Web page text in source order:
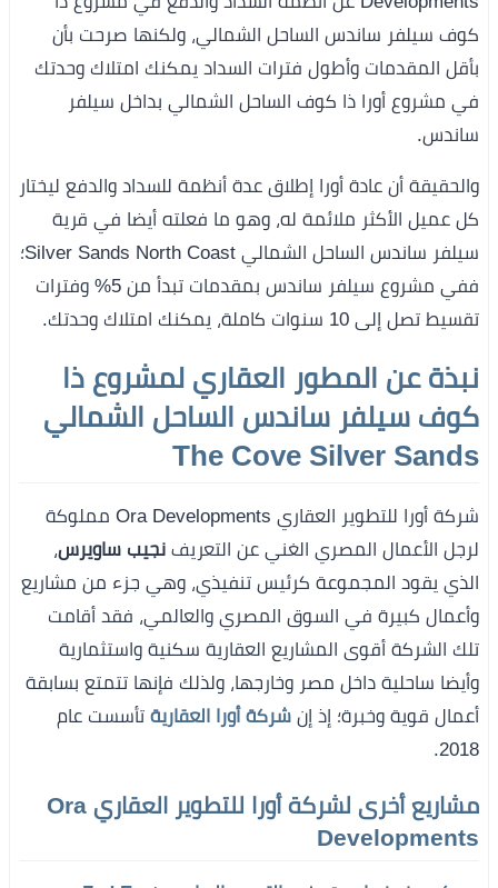
كوف سيلفر ساندس الساحل الشمالي، ولكنها صرحت بأن
بأقل المقدمات وأطول فترات السداد يمكنك امتلاك وحدتك
في مشروع أورا ذا كوف الساحل الشمالي بداخل سيلفر
ساندس.
والحقيقة أن عادة أورا إطلاق عدة أنظمة للسداد والدفع ليختار
كل عميل الأكثر ملائمة له، وهو ما فعلته أيضا في قرية
سيلفر ساندس الساحل الشمالي Silver Sands North Coast؛
ففي مشروع سيلفر ساندس بمقدمات تبدأ من 5% وفترات
تقسيط تصل إلى 10 سنوات كاملة، يمكنك امتلاك وحدتك.
نبذة عن المطور العقاري لمشروع ذا
كوف سيلفر ساندس الساحل الشمالي
The Cove Silver Sands
شركة أورا للتطوير العقاري Ora Developments مملوكة
لرجل الأعمال المصري الغني عن التعريف نجيب ساويرس،
الذي يقود المجموعة كرئيس تنفيذي، وهي جزء من مشاريع
وأعمال كبيرة في السوق المصري والعالمي، فقد أقامت
تلك الشركة أقوى المشاريع العقارية سكنية واستثمارية
وأيضا ساحلية داخل مصر وخارجها، ولذلك فإنها تتمتع بسابقة
أعمال قوية وخبرة؛ إذ إن شركة أورا العقارية تأسست عام
2018.
مشاريع أخرى لشركة أورا للتطوير العقاري Ora
Developments